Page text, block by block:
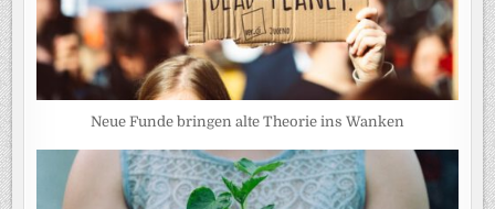
Neue Funde bringen alte Theorie ins Wanken